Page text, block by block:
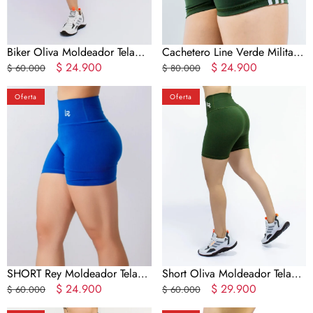
Biker Oliva Moldeador Tela
Gruesa
Precio
regular
$ 60.000
Precio
en
oferta
$ 24.900
Cachetero Line Verde Militar
Tela Gruesa MS
Precio
$ 80.000
Precio
en
oferta
$ 24.900
SHORT
Rey
Moldeador
Oferta
SHORT Rey Moldeador Tela
Gruesa
Precio
$ 60.000
Precio
en
$ 24.900
Short
Oliva
Moldeador
Oferta
Short Oliva Moldeador Tela
Gruesa
Precio
$ 60.000
Precio
en
$ 29.900